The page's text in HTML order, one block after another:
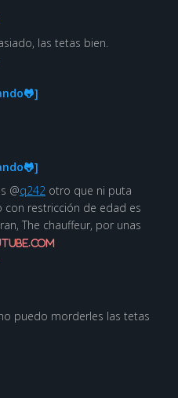
las tetas bien.
@q242 otro que ni puta
con restricción de edad es
The chauffeur, por unas
puedo morderles las tetas